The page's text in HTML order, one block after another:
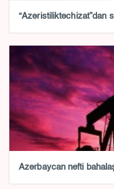
“Azəristiliktəchizat”dan
Azərbaycan nefti